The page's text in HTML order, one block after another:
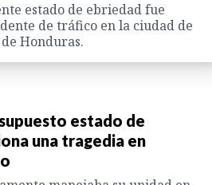
estado de ebriedad fue
de tráfico en la ciudad de
Honduras.
estado de
una tragedia en